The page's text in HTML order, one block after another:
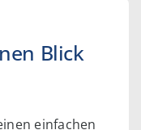
Blick
einfachen